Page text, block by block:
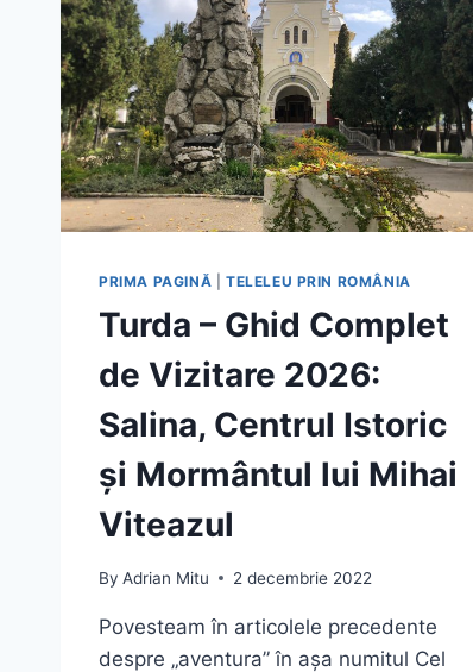
PRIMA PAGINĂ TELELEU PRIN ROMÂNIA
Turda – Ghid Complet
de Vizitare 2026:
Salina, Centrul Istoric
și Mormântul lui Mihai
Viteazul
By Adrian Mitu 2 decembrie 2022
Povesteam în articolele precedente
despre „aventura” în așa numitul Cel